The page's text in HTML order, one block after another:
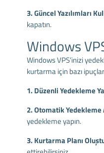
3. Güncel Yazılımları
kapatın.
Windows
Windows VPS’inizi
kurtarma için bazı
1. Düzenli Yedekleme
2. Otomatik Yedekleme
yedekleme yapın.
3. Kurtarma Planı